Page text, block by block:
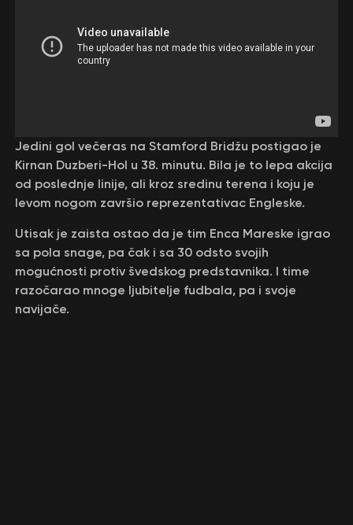
Jedini gol večeras na Stamford Bridžu postigao je
Kirnan Duzberi-Hol u 38. minutu. Bila je to lepa akcija
od poslednje linije, ali kroz sredinu terena i koju je
levom nogom završio reprezentativac Engleske.
Utisak je zaista ostao da je tim Enca Mareske igrao
sa pola snage, pa čak i sa 30 odsto svojih
mogućnosti protiv švedskog predstavnika. I time
razočarao mnoge ljubitelje fudbala, pa i svoje
navijače.